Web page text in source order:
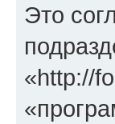
Это
«http://